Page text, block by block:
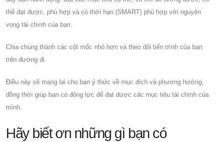
thể đạt được, phù hợp và có thời hạn (SMART) phù hợp với nguyện
vọng tài chính của bạn.
Chia chúng thành các cột mốc nhỏ hơn và theo dõi tiến trình của bạn
trên đường đi.
Điều này sẽ mang lại cho bạn ý thức về mục đích và phương hướng,
đồng thời giúp bạn có động lực để đạt được các mục tiêu tài chính của
mình.
Hãy biết ơn những gì bạn có